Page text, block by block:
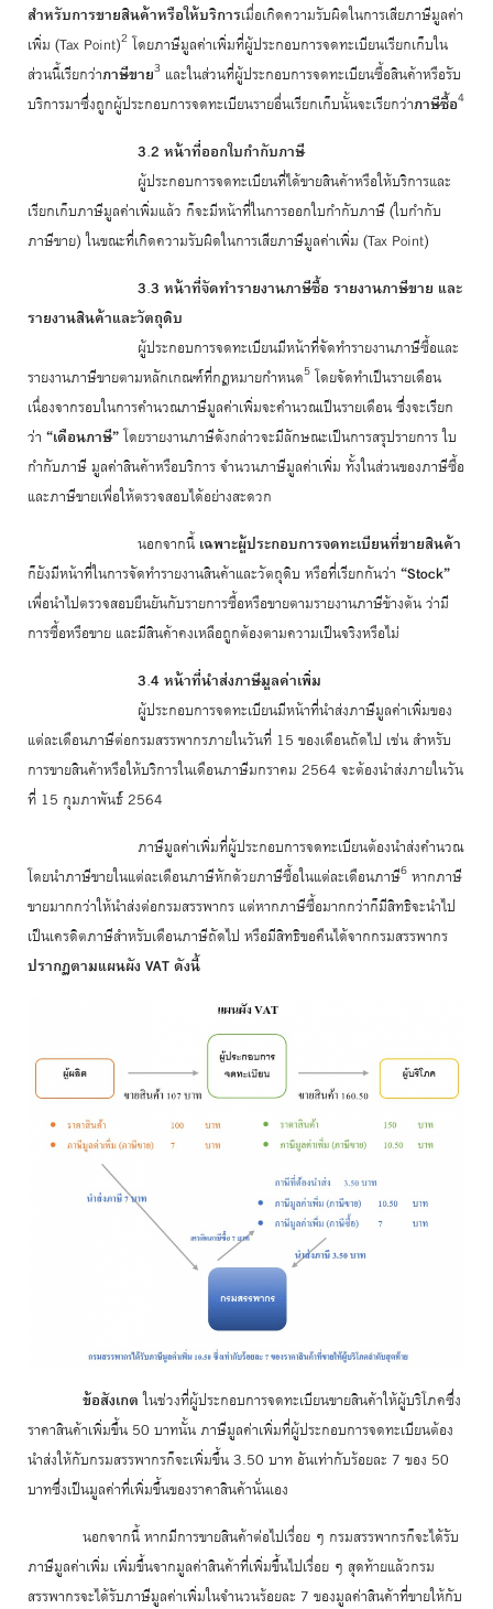
สำหรับการขายสินค้าหรือให้บริการเมื่อเกิดความรับผิดในการเสียภาษีมูลค่า
เพิ่ม (Tax Point)2โดยภาษีมูลค่าเพิ่มที่ผู้ประกอบการจดทะเบียนเรียกเก็บใน
ส่วนนี้เรียกว่าภาษีขาย3 และในส่วนที่ผู้ประกอบการจดทะเบียนซื้อสินค้าหรือรับ
บริการมาซึ่งถูกผู้ประกอบการจดทะเบียนรายอื่นเรียกเก็บนั้นจะเรียกว่าภาษีซื้อ4
3.2 หน้าที่ออกใบกำกับภาษี
ผู้ประกอบการจดทะเบียนที่ได้ขายสินค้าหรือให้บริการและ
เรียกเก็บภาษีมูลค่าเพิ่มแล้ว ก็จะมีหน้าที่ในการออกใบกำกับภาษี (ใบกำกับ
ภาษีขาย) ในขณะที่เกิดความรับผิดในการเสียภาษีมูลค่าเพิ่ม (Tax Point)
3.3 หน้าที่จัดทำรายงานภาษีซื้อ รายงานภาษีขาย และ
รายงานสินค้าและวัตถุดิบ
ผู้ประกอบการจดทะเบียนมีหน้าที่จัดทำรายงานภาษีซื้อและ
รายงานภาษีขายตามหลักเกณฑ์ที่กฎหมายกำหนด5โดยจัดทำเป็นรายเดือน
เนื่องจากรอบในการคำนวณภาษีมูลค่าเพิ่มจะคำนวณเป็นรายเดือน ซึ่งจะเรียก
ว่า “เดือนภาษี”โดยรายงานภาษีดังกล่าวจะมีลักษณะเป็นการสรุปรายการ ใบ
กำกับภาษี มูลค่าสินค้าหรือบริการ จำนวนภาษีมูลค่าเพิ่ม ทั้งในส่วนของภาษีซื้อ
และภาษีขายเพื่อให้ตรวจสอบได้อย่างสะดวก
นอกจากนี้ เฉพาะผู้ประกอบการจดทะเบียนที่ขายสินค้า
ก็ยังมีหน้าที่ในการจัดทำรายงานสินค้าและวัตถุดิบ หรือที่เรียกกันว่า “Stock”
เพื่อนำไปตรวจสอบยืนยันกับรายการซื้อหรือขายตามรายงานภาษีข้างต้น ว่ามี
การซื้อหรือขาย และมีสินค้าคงเหลือถูกต้องตามความเป็นจริงหรือไม่
3.4 หน้าที่นำส่งภาษีมูลค่าเพิ่ม
ผู้ประกอบการจดทะเบียนมีหน้าที่นำส่งภาษีมูลค่าเพิ่มของ
แต่ละเดือนภาษีต่อกรมสรรพากรภายในวันที่ 15 ของเดือนถัดไป เช่น สำหรับ
การขายสินค้าหรือให้บริการในเดือนภาษีมกราคม 2564 จะต้องนำส่งภายในวัน
ที่ 15 กุมภาพันธ์ 2564
ภาษีมูลค่าเพิ่มที่ผู้ประกอบการจดทะเบียนต้องนำส่งคำนวณ
โดยนำภาษีขายในแต่ละเดือนภาษีหักด้วยภาษีซื้อในแต่ละเดือนภาษี6 หากภาษี
ขายมากกว่าให้นำส่งต่อกรมสรรพากร แต่หากภาษีซื้อมากกว่าก็มีสิทธิจะนำไป
เป็นเครดิตภาษีสำหรับเดือนภาษีถัดไป หรือมีสิทธิขอคืนได้จากกรมสรรพากร
ปรากฏตามแผนผัง VAT ดังนี้
ข้อสังเกตในช่วงที่ผู้ประกอบการจดทะเบียนขายสินค้าให้ผู้บริโภคซึ่ง
ราคาสินค้าเพิ่มขึ้น 50 บาทนั้น ภาษีมูลค่าเพิ่มที่ผู้ประกอบการจดทะเบียนต้อง
นำส่งให้กับกรมสรรพากรก็จะเพิ่มขึ้น 3.50 บาท อันเท่ากับร้อยละ 7 ของ 50
บาทซึ่งเป็นมูลค่าที่เพิ่มขึ้นของราคาสินค้านั่นเอง
นอกจากนี้ หากมีการขายสินค้าต่อไปเรื่อย ๆ กรมสรรพากรก็จะได้รับ
ภาษีมูลค่าเพิ่ม เพิ่มขึ้นจากมูลค่าสินค้าที่เพิ่มขึ้นไปเรื่อย ๆ สุดท้ายแล้วกรม
สรรพากรจะได้รับภาษีมูลค่าเพิ่มในจำนวนร้อยละ 7 ของมูลค่าสินค้าที่ขายให้กับ